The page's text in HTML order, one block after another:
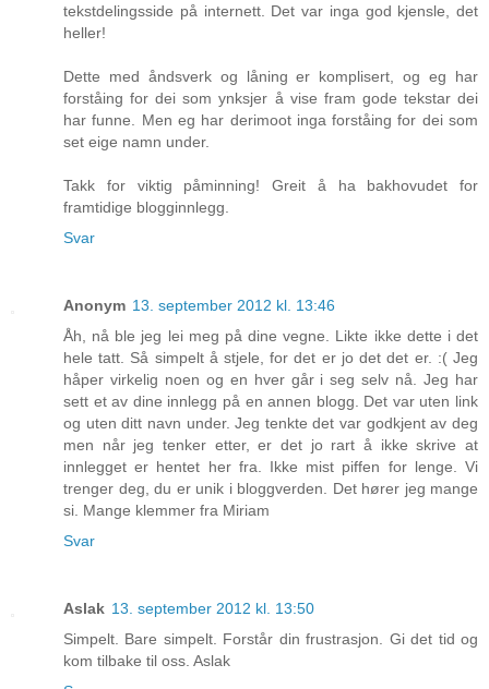
tekstdelingsside på internett. Det var inga god kjensle, det
heller!
Dette med åndsverk og låning er komplisert, og eg har
forståing for dei som ynksjer å vise fram gode tekstar dei
har funne. Men eg har derimoot inga forståing for dei som
set eige namn under.
Takk for viktig påminning! Greit å ha bakhovudet for
framtidige blogginnlegg.
Svar
Anonym 13. september 2012 kl. 13:46
Åh, nå ble jeg lei meg på dine vegne. Likte ikke dette i det
hele tatt. Så simpelt å stjele, for det er jo det det er. :( Jeg
håper virkelig noen og en hver går i seg selv nå. Jeg har
sett et av dine innlegg på en annen blogg. Det var uten link
og uten ditt navn under. Jeg tenkte det var godkjent av deg
men når jeg tenker etter, er det jo rart å ikke skrive at
innlegget er hentet her fra. Ikke mist piffen for lenge. Vi
trenger deg, du er unik i bloggverden. Det hører jeg mange
si. Mange klemmer fra Miriam
Svar
Aslak 13. september 2012 kl. 13:50
Simpelt. Bare simpelt. Forstår din frustrasjon. Gi det tid og
kom tilbake til oss. Aslak